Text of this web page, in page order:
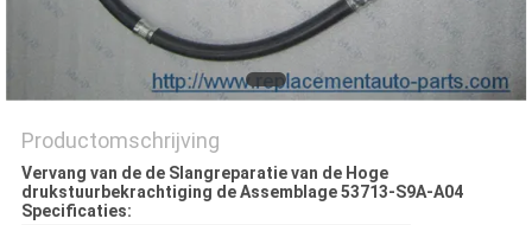
Productomschrijving
Vervang van de de Slangreparatie van de Hoge
drukstuurbekrachtiging de Assemblage 53713-S9A-A04
Specificaties: